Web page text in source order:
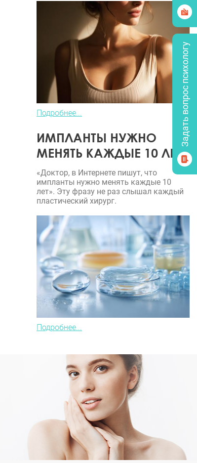
Подробнее...
ИМПЛАНТЫ НУЖНО
МЕНЯТЬ КАЖДЫЕ 10 ЛЕТ?
«Доктор, в Интернете пишут, что
импланты нужно менять каждые 10
лет». Эту фразу не раз слышал каждый
пластический хирург.
Подробнее...
Задать вопрос психологу